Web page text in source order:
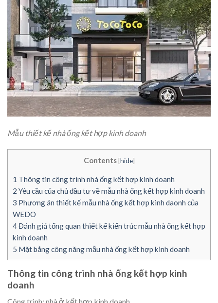
Mẫu thiết kế nhà ống kết hợp kinh doanh
Contents [hide]
1 Thông tin công trình nhà ống kết hợp kinh doanh
2 Yêu cầu của chủ đầu tư về mẫu nhà ống kết hợp kinh doanh
3 Phương án thiết kế mẫu nhà ống kết hợp kinh daonh của
WEDO
4Đánh giá tổng quan thiết kế kiến trúc mẫu nhà ống kết hợp
kinh doanh
5 Mặt bằng công năng mẫu nhà ống kết hợp kinh doanh
Thông tin công trình nhà ống kết hợp kinh
doanh